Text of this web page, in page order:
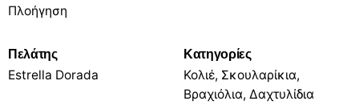
Πλοήγηση
Πελάτης
Estrella Dorada
Κατηγορίες
Κολιέ, Σκουλαρίκια,
Βραχιόλια, Δαχτυλίδια